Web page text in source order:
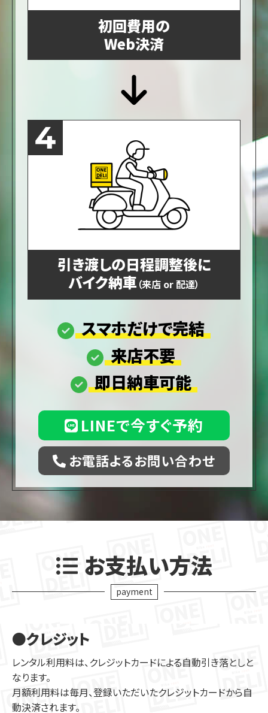
初回費用の
Web決済
引き渡しの日程調整後に
バイク納車 （来店 or 配達）
スマホだけで完結
来店不要
即日納車可能
LINEで今すぐ予約
お電話よるお問い合わせ
お支払い方法
payment
●クレジット
レンタル利用料は、クレジットカードによる自動引き落としと
なります。
月額利用料は毎月、登録いただいたクレジットカードから自
動決済されます。